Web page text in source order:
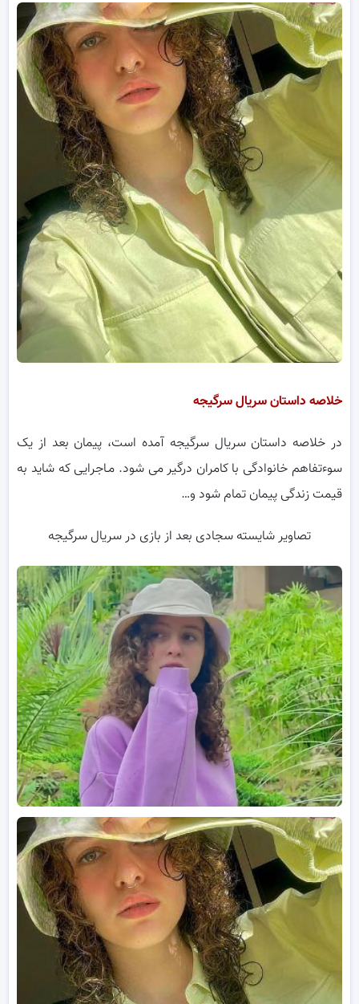
خلاصه داستان سریال سرگیجه
در خلاصه داستان سریال سرگیجه آمده است، پیمان بعد از یک
سوءتفاهم خانوادگی با کامران درگیر می شود. مـاجرایی که شاید به
قیمت زندگی پیمان تمام شود و…
تصاویر شایسته سجادی بعد از بازی در سریال سرگیجه